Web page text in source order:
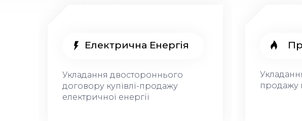
Електрична Енергія
Укладання двостороннього
договору купівлі-продажу
електричної енергії
продажу